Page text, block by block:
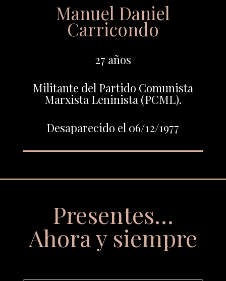
Manuel Daniel
Carricondo
27 años
Militante del Partido Comunista
Marxista Leninista (PCML).
Desaparecido el 06/12/1977
Presentes…
Ahora y siempre